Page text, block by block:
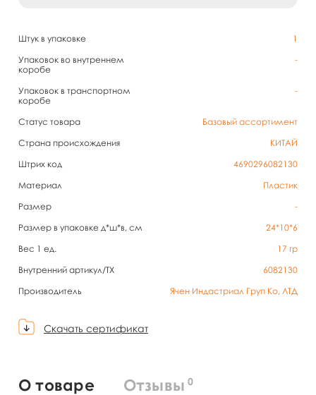
Штук в упаковке
1
Упаковок во внутреннем
коробе
-
Упаковок в транспортном
коробе
-
Статус товара
Базовый ассортимент
Страна происхождения
КИТАЙ
Штрих код
4690296082130
Материал
Пластик
Размер
-
Размер в упаковке д*ш*в, см
24*10*6
Вес 1 ед.
17 гр
Внутренний артикул/TX
6082130
Производитель
Ячен Индастриал Груп Ко, ЛТД
Скачать сертификат
О товаре Отзывы 0